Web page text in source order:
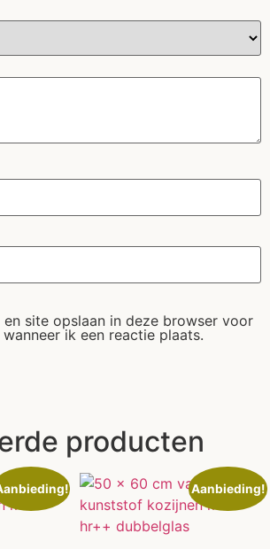
en site opslaan in deze browser voor
ik een reactie plaats.
producten
Aanbieding!